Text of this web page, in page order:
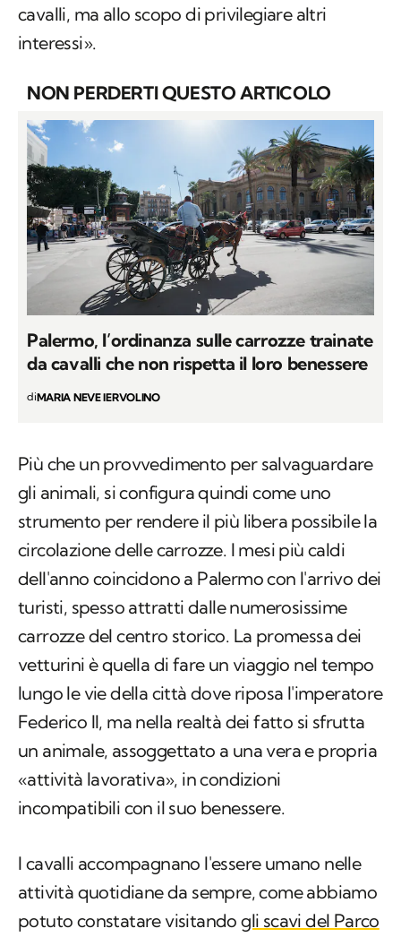
cavalli, ma allo scopo di privilegiare altri
interessi».
NON PERDERTI QUESTO ARTICOLO
Palermo, l’ordinanza sulle carrozze trainate
da cavalli che non rispetta il loro benessere
diMARIA NEVE IERVOLINO
Più che un provvedimento per salvaguardare
gli animali, si configura quindi come uno
strumento per rendere il più libera possibile la
circolazione delle carrozze. I mesi più caldi
dell'anno coincidono a Palermo con l'arrivo dei
turisti, spesso attratti dalle numerosissime
carrozze del centro storico. La promessa dei
vetturini è quella di fare un viaggio nel tempo
lungo le vie della città dove riposa l'imperatore
Federico II, ma nella realtà dei fatto si sfrutta
un animale, assoggettato a una vera e propria
«attività lavorativa», in condizioni
incompatibili con il suo benessere.
I cavalli accompagnano l'essere umano nelle
attività quotidiane da sempre, come abbiamo
potuto constatare visitandogli scavi del Parco